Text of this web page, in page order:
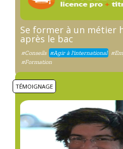
Se former à un métier
après le bac
#Conseils #Agir à l'international
#Formation
TÉMOIGNAGE